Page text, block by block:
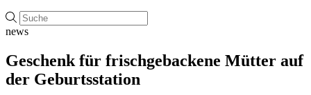
news
Geschenk für frischgebackene Mütter auf
der Geburtsstation